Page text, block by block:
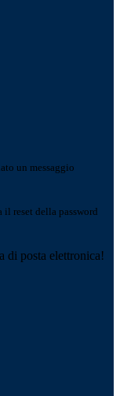
un messaggio
il reset della password
di posta elettronica!